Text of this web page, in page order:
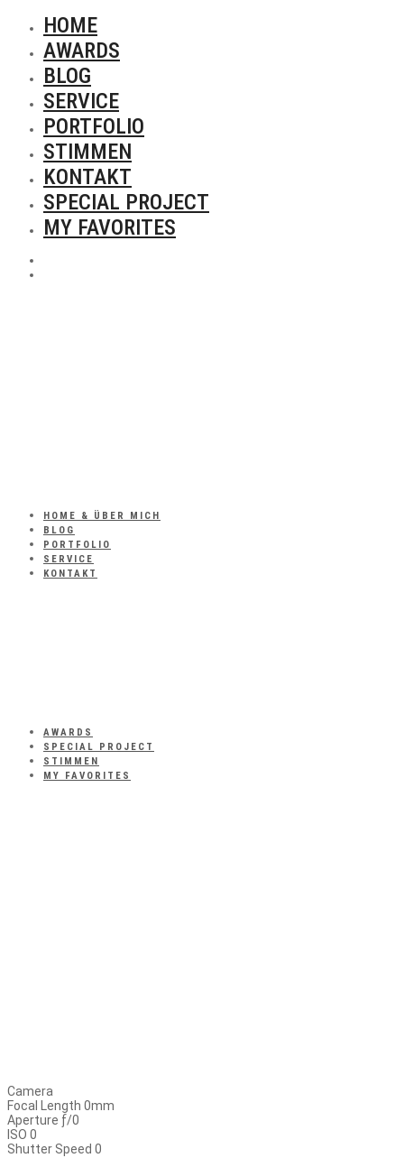
HOME
AWARDS
BLOG
SERVICE
PORTFOLIO
STIMMEN
KONTAKT
SPECIAL PROJECT
MY FAVORITES
HOME & ÜBER MICH
BLOG
PORTFOLIO
SERVICE
KONTAKT
AWARDS
SPECIAL PROJECT
STIMMEN
MY FAVORITES
Camera
Focal Length 0mm
Aperture ƒ/0
ISO 0
Shutter Speed 0